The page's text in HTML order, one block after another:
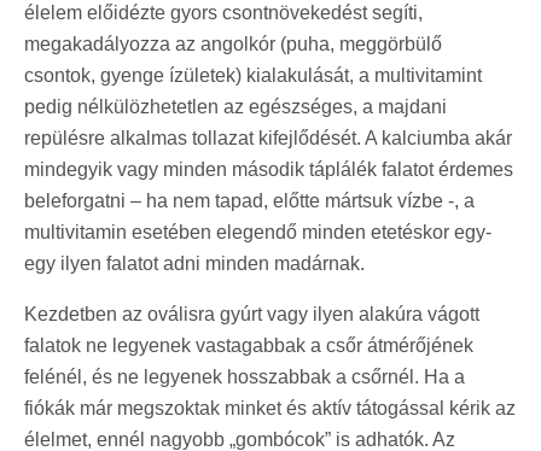
élelem előidézte gyors csontnövekedést segíti,
megakadályozza az angolkór (puha, meggörbülő
csontok, gyenge ízületek) kialakulását, a multivitamint
pedig nélkülözhetetlen az egészséges, a majdani
repülésre alkalmas tollazat kifejlődését. A kalciumba akár
mindegyik vagy minden második táplálék falatot érdemes
beleforgatni – ha nem tapad, előtte mártsuk vízbe -, a
multivitamin esetében elegendő minden etetéskor egy-
egy ilyen falatot adni minden madárnak.
Kezdetben az oválisra gyúrt vagy ilyen alakúra vágott
falatok ne legyenek vastagabbak a csőr átmérőjének
felénél, és ne legyenek hosszabbak a csőrnél. Ha a
fiókák már megszoktak minket és aktív tátogással kérik az
élelmet, ennél nagyobb „gombócok” is adhatók. Az